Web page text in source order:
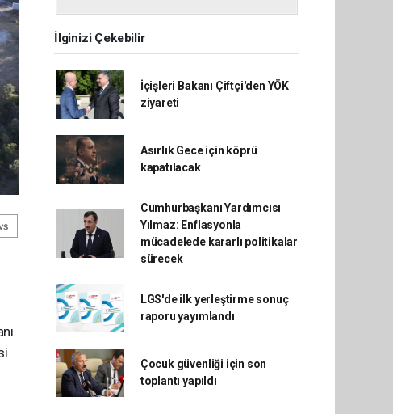
İlginizi Çekebilir
İçişleri Bakanı Çiftçi'den YÖK
ziyareti
Asırlık Gece için köprü
kapatılacak
Cumhurbaşkanı Yardımcısı
Yılmaz: Enflasyonla
mücadelede kararlı politikalar
sürecek
LGS'de ilk yerleştirme sonuç
raporu yayımlandı
Çocuk güvenliği için son
toplantı yapıldı